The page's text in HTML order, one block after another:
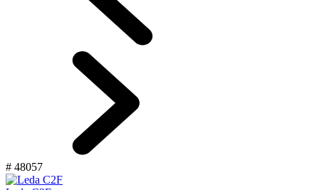
# 48057